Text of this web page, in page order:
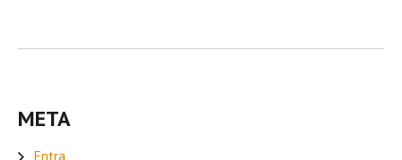
META
Entra